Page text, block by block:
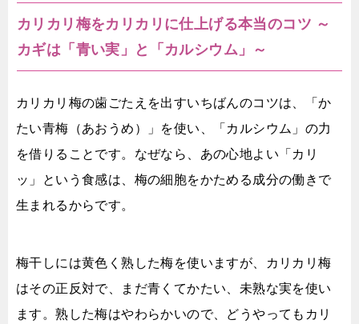
カリカリ梅をカリカリに仕上げる本当のコツ ～
カギは「青い実」と「カルシウム」～
カリカリ梅の歯ごたえを出すいちばんのコツは、「か
たい青梅（あおうめ）」を使い、「カルシウム」の力
を借りることです。なぜなら、あの心地よい「カリ
ッ」という食感は、梅の細胞をかためる成分の働きで
生まれるからです。
梅干しには黄色く熟した梅を使いますが、カリカリ梅
はその正反対で、まだ青くてかたい、未熟な実を使い
ます。熟した梅はやわらかいので、どうやってもカリ